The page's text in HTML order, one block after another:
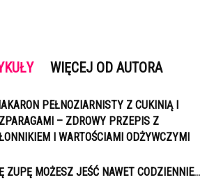
WIĘCEJ OD AUTORA
PEŁNOZIARNISTY Z CUKINIĄ I
– ZDROWY PRZEPIS Z
I WARTOŚCIAMI ODŻYWCZYMI
ZUPĘ MOŻESZ JEŚĆ NAWET CODZIENNIE…